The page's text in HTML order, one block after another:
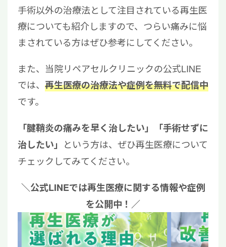
手術以外の治療法として注目されている再生医
療についても紹介しますので、つらい痛みに悩
まされている方はぜひ参考にしてください。
また、当院リペアセルクリニックの公式LINE
では、 再生医療の治療法や症例を無料で配信中
です。
「腱鞘炎の痛みを早く治したい」「手術せずに
治したい」 という方は、ぜひ再生医療について
チェックしてみてください。
＼公式LINEでは再生医療に関する情報や症例
を公開中！／